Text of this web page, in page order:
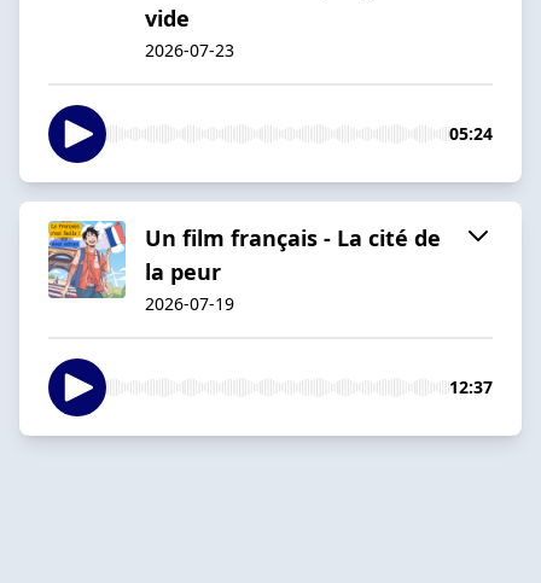
vide
2026-07-23
05:24
Un film français - La cité de
la peur
2026-07-19
12:37